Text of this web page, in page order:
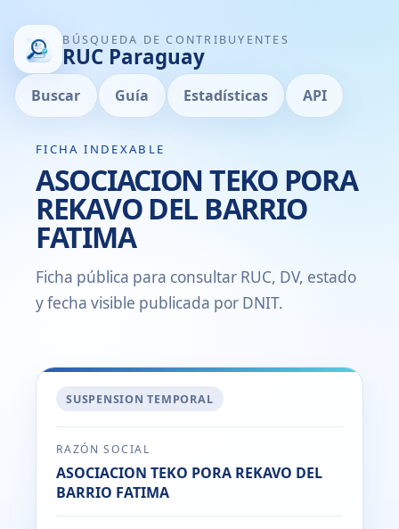
BÚSQUEDA DE CONTRIBUYENTES
RUC Paraguay
Buscar Guía Estadísticas API
FICHA INDEXABLE
ASOCIACION TEKO PORA
REKAVO DEL BARRIO
FATIMA
Ficha pública para consultar RUC, DV, estado
y fecha visible publicada por DNIT.
SUSPENSION TEMPORAL
RAZÓN SOCIAL
ASOCIACION TEKO PORA REKAVO DEL
BARRIO FATIMA